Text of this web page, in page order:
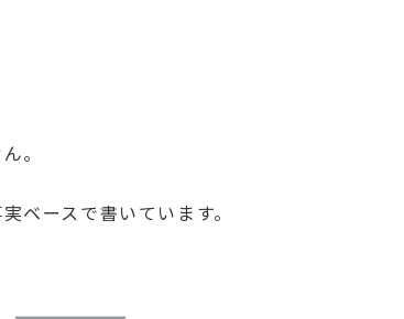
。
ベースで書いています。